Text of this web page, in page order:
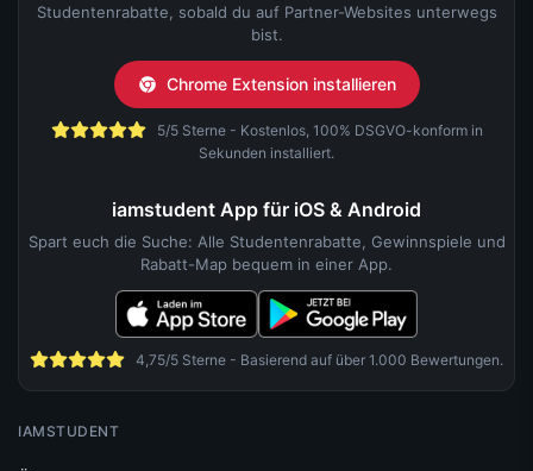
Studentenrabatte, sobald du auf Partner-Websites unterwegs
bist.
Chrome Extension installieren
5/5 Sterne - Kostenlos, 100% DSGVO-konform in
Sekunden installiert.
iamstudent App für iOS & Android
Spart euch die Suche: Alle Studentenrabatte, Gewinnspiele und
Rabatt-Map bequem in einer App.
4,75/5 Sterne - Basierend auf über 1.000 Bewertungen.
IAMSTUDENT